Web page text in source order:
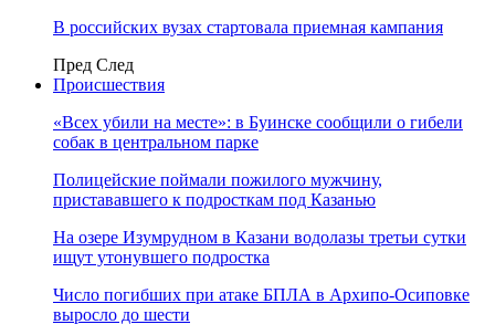
В российских вузах стартовала приемная кампания
Пред След
Происшествия
«Всех убили на месте»: в Буинске сообщили о гибели
собак в центральном парке
Полицейские поймали пожилого мужчину,
пристававшего к подросткам под Казанью
На озере Изумрудном в Казани водолазы третьи сутки
ищут утонувшего подростка
Число погибших при атаке БПЛА в Архипо-Осиповке
выросло до шести